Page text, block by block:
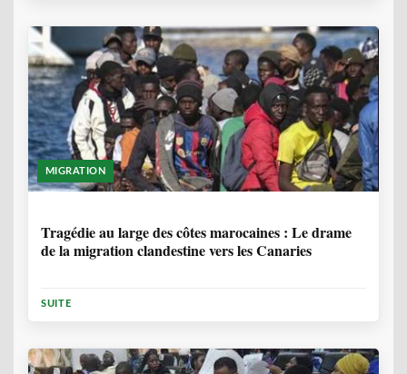
MIGRATION
Tragédie au large des côtes marocaines : Le drame
de la migration clandestine vers les Canaries
SUITE